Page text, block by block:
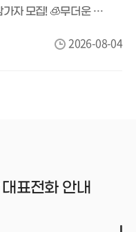
🧊 여름ON! 아이스팩 만들기 체험 참가자 모집! 🧊 무더운 여름, 직접 만드는 나만의 아이스팩! 💙예쁘게 꾸미고, 완성한 아이스팩은 집으로 가져가세요!​📅 운영일시2026. 8. 8.(토) 13:30 ~ 14:45​👧 대상청소년 50명 (초등학교 2학년~)​⏰ 운영방법회차별 10명씩, 총 5회 운영(회당 15분)​🧊 체험내용나만의 디자인으로 아이스팩 만들기운영시간1회 13:30~13:452회 13:45~14:003회 14:00~14:154회 14:15~14:305회 14:30~14:45​📢 신청방법✔️ 당일 현장접수(선착순) 1시 !! ​※ 회차별 정원 마감 시 참여가 어려울 수 있습니다.​무더위를 날려줄 시원한 여름 아이템!직접 만들고 바로 가져갈 수 있는 여름ON! 아이스팩 체험에 많은 참여 바랍니다. 😊​📍정관청소년센터☎️ 051-792-4940
2026-08-04
대표전화 안내